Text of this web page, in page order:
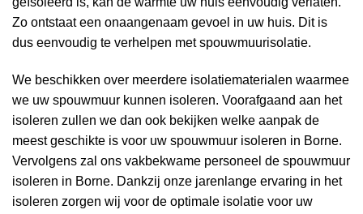
Zo ontstaat een onaangenaam gevoel in uw huis. Dit is
dus eenvoudig te verhelpen met spouwmuurisolatie.
We beschikken over meerdere isolatiematerialen waarmee
we uw spouwmuur kunnen isoleren. Voorafgaand aan het
isoleren zullen we dan ook bekijken welke aanpak de
meest geschikte is voor uw spouwmuur isoleren in Borne.
Vervolgens zal ons vakbekwame personeel de spouwmuur
isoleren in Borne. Dankzij onze jarenlange ervaring in het
isoleren zorgen wij voor de optimale isolatie voor uw